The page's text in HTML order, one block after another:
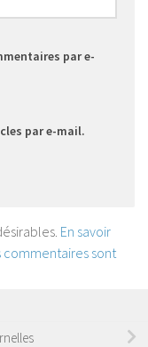
par e-
par e-mail.
En savoir
commentaires sont